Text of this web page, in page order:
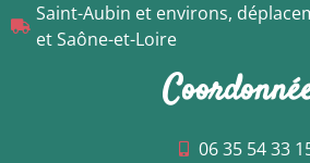
Saint-Aubin et environs,
et Saône-et-Loire
06 35 54 33